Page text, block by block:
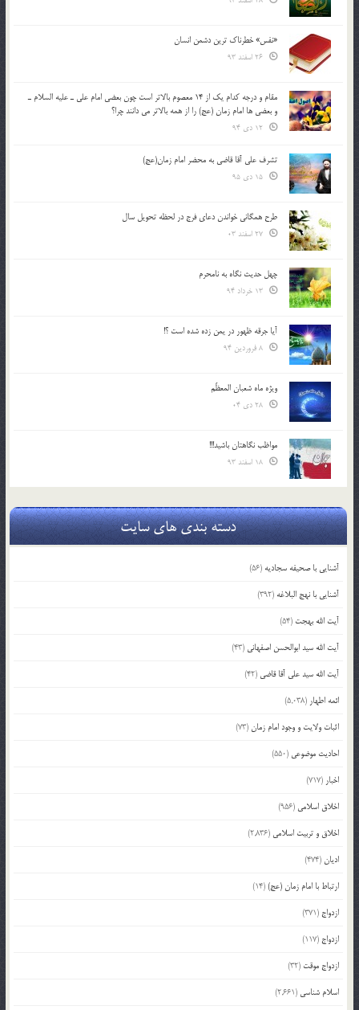
«نفس» خطرناک ترین دشمن انسان
مقام و درجه كدام يك از 14 معصوم بالاتر است چون بعضي امام علي ـ عليه السلام ـ
و بعضي ها امام زمان (عج) را از همه بالاتر مي دانند چرا؟
تشرف علي آقا قاضي به محضر امام زمان(عج)
طرح همگانی خواندن دعای فرج در لحظه تحویل سال
چهل حدیث نگاه به نامحرم
آیا جرقه ظهور در یمن زده شده است ؟!
ویژه ماه شعبان المعظّم
مواظب نگاهتان باشید!!!
دسته بندی های سایت
آشنایی با صحیفه سجادیه (56)
آشنایی با نهج البلاغه (392)
آیت الله بهجت (54)
آیت الله سید ابوالحسن اصفهانی (43)
آیت الله سید علی آقا قاضی (42)
ائمه اطهار (5,038)
اثبات ولایت و وجود امام زمان(73)
احادیث موضوعی (550)
اخبار (717)
اخلاق اسلامی (956)
اخلاق و تربیت اسلامی (2,836)
ادیان(474)
ارتباط با امام زمان (عج)(14)
ازدواج (371)
ازدواج (117)
ازدواج موقت (32)
اسلام شناسی (2,661)